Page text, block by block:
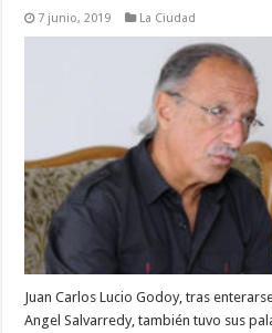
7 junio, 2019 La Ciudad
Juan Carlos Lucio Godoy, tras
Angel Salvarredy, también tuvo sus